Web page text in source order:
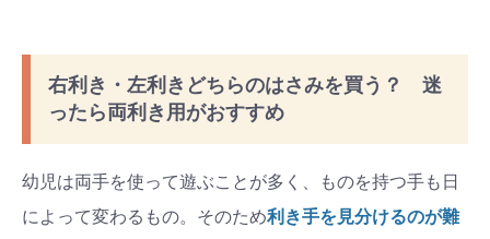
右利き・左利きどちらのはさみを買う？ 迷
ったら両利き用がおすすめ
幼児は両手を使って遊ぶことが多く、ものを持つ手も日
によって変わるもの。そのため利き手を見分けるのが難